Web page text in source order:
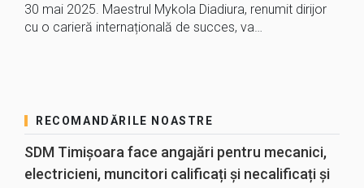
30 mai 2025. Maestrul Mykola Diadiura, renumit dirijor
cu o carieră internațională de succes, va…
RECOMANDĂRILE NOASTRE
SDM Timișoara face angajări pentru mecanici,
electricieni, muncitori calificați și necalificați și